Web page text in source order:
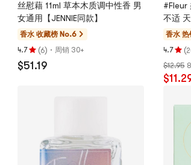
丝慰藉 11ml 草本木质调中性香 男
女通用【JENNIE同款】
香水 收藏榜 No.6
4.7
评
分
(6) · 周销 30+
$51.19
#Fleur
不适
留香
香水 热
4.7
评
分
4.7
星，
(
$12.95